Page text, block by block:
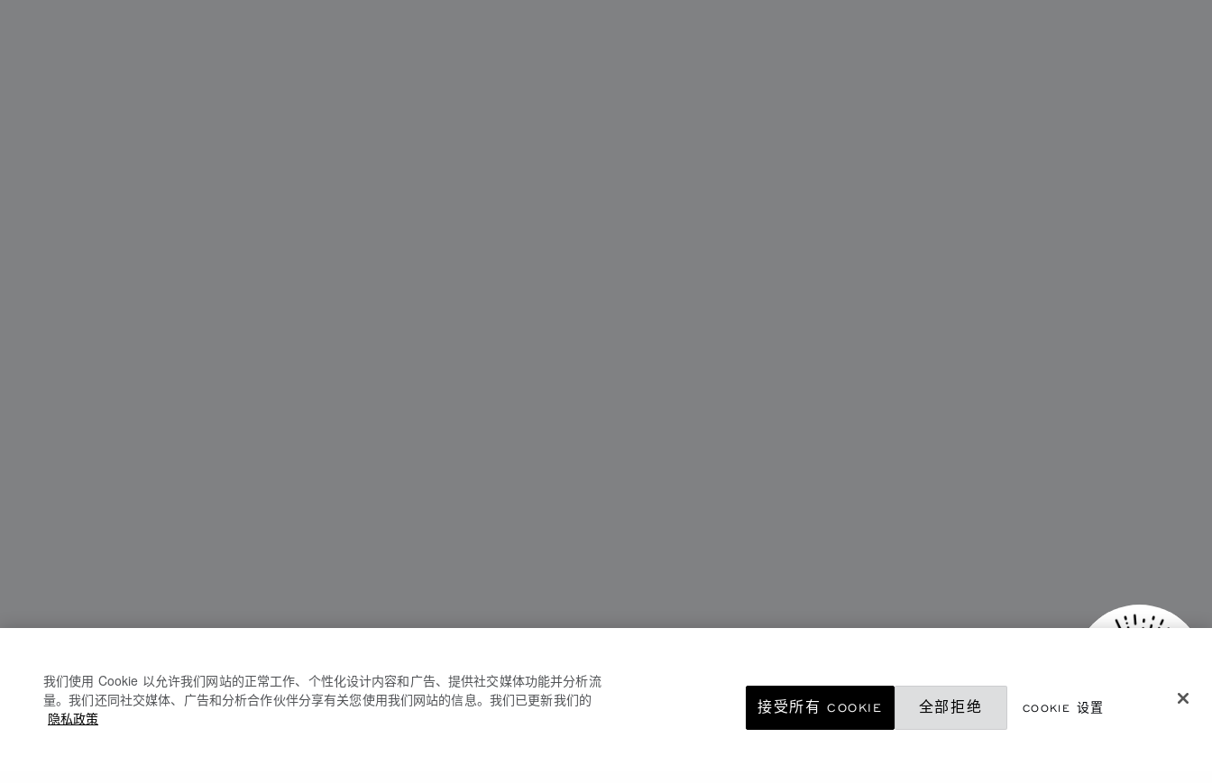
我们使用 Cookie 以允许我们网站的正常工作、个性化设计内容和广告、提供社交媒体功能并分析流
量。我们还同社交媒体、广告和分析合作伙伴分享有关您使用我们网站的信息。我们已更新我们的
隐私政策
COOKIE 设置
全部拒绝
接受所有 COOKIE